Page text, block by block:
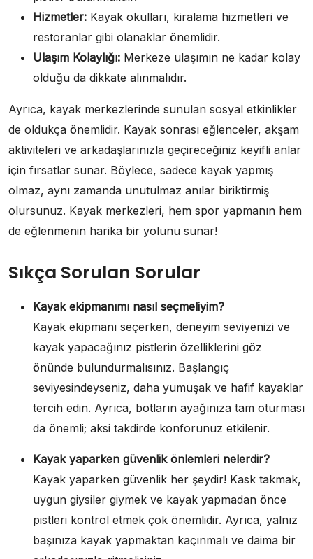
Hizmetler: Kayak okulları, kiralama hizmetleri ve
restoranlar gibi olanaklar önemlidir.
Ulaşım Kolaylığı: Merkeze ulaşımın ne kadar kolay
olduğu da dikkate alınmalıdır.
Ayrıca, kayak merkezlerinde sunulan sosyal etkinlikler
de oldukça önemlidir. Kayak sonrası eğlenceler, akşam
aktiviteleri ve arkadaşlarınızla geçireceğiniz keyifli anlar
için fırsatlar sunar. Böylece, sadece kayak yapmış
olmaz, aynı zamanda unutulmaz anılar biriktirmiş
olursunuz. Kayak merkezleri, hem spor yapmanın hem
de eğlenmenin harika bir yolunu sunar!
Sıkça Sorulan Sorular
Kayak ekipmanımı nasıl seçmeliyim?
Kayak ekipmanı seçerken, deneyim seviyenizi ve
kayak yapacağınız pistlerin özelliklerini göz
önünde bulundurmalısınız. Başlangıç
seviyesindeyseniz, daha yumuşak ve hafif kayaklar
tercih edin. Ayrıca, botların ayağınıza tam oturması
da önemli; aksi takdirde konforunuz etkilenir.
Kayak yaparken güvenlik önlemleri nelerdir?
Kayak yaparken güvenlik her şeydir! Kask takmak,
uygun giysiler giymek ve kayak yapmadan önce
pistleri kontrol etmek çok önemlidir. Ayrıca, yalnız
başınıza kayak yapmaktan kaçınmalı ve daima bir